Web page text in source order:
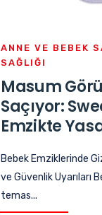
ANNE VE BEBEK
SAĞLIĞI
Masum
Saçıyor:
Emzikte
Bebek Emziklerinde
ve Güvenlik Uyarıları
temas...